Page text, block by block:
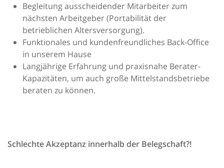
Begleitung ausscheidender Mitarbeiter zum
nächsten Arbeitgeber (Portabilität der
betrieblichen Altersversorgung).
Funktionales und kundenfreundliches Back-Office
in unserem Hause
Langjährige Erfahrung und praxisnahe Berater-
Kapazitäten, um auch große Mittelstandsbetriebe
beraten zu können.
Schlechte Akzeptanz innerhalb der Belegschaft?!